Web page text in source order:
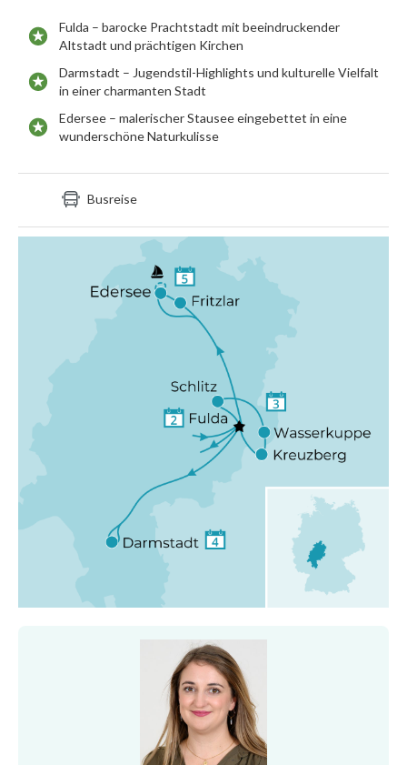
Fulda – barocke Prachtstadt mit beeindruckender
Altstadt und prächtigen Kirchen
Darmstadt – Jugendstil-Highlights und kulturelle Vielfalt
in einer charmanten Stadt
Edersee – malerischer Stausee eingebettet in eine
wunderschöne Naturkulisse
Busreise